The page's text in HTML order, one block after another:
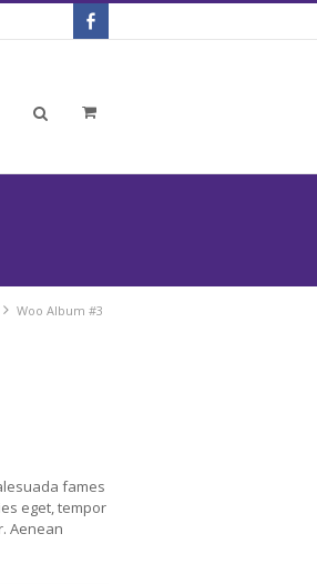
Woo Album #3
fames
eget, tempor
Aenean